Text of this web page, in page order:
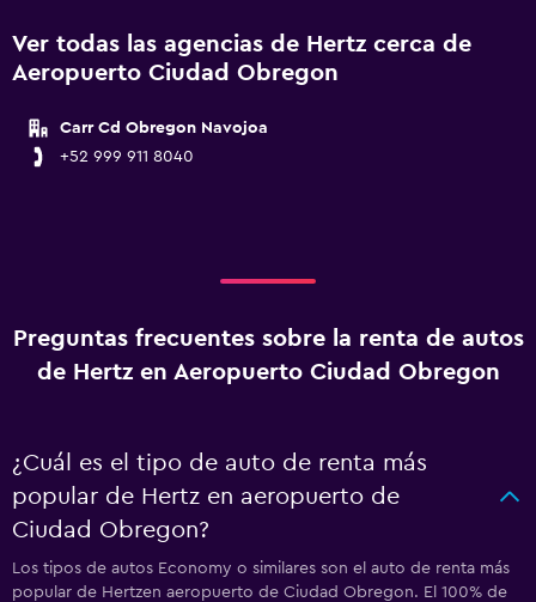
Ver todas las agencias de Hertz cerca de
Aeropuerto Ciudad Obregon
Carr Cd Obregon Navojoa
+52 999 911 8040
Preguntas frecuentes sobre la renta de autos
de Hertz en Aeropuerto Ciudad Obregon
¿Cuál es el tipo de auto de renta más
popular de Hertz en aeropuerto de
Ciudad Obregon?
Los tipos de autos Economy o similares son el auto de renta más
popular de Hertzen aeropuerto de Ciudad Obregon. El 100% de